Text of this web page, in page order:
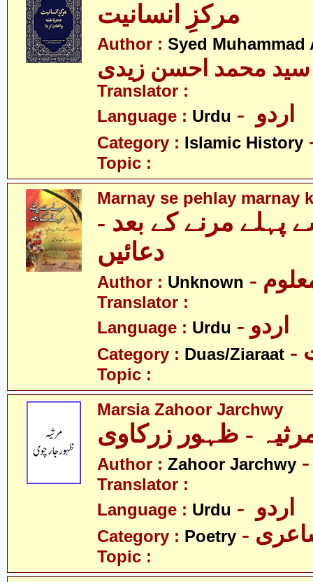
مرکزِ انسانیت
Author : Syed Muhammad
سید محمد احسن زیدی
Translator :
Language : Urdu
Category : Islamic History
Topic :
Marnay se pehlay marnay
پہلے مرنے کے بعد -
دعائیں
Author : Unknown معلوم
Translator :
Language : Urdu - اردو
Category : Duas/Ziaraat
Topic :
Marsia Zahoor Jarchwy
Author : Zahoor Jarchwy
Translator :
Language : Urdu
Category : Poetry
Topic :